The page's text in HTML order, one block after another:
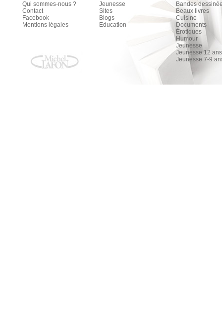
Qui sommes-nous ?
Contact
Facebook
Mentions légales
Jeunesse
Sites
Blogs
Education
Bandes
Beaux livres
Cuisine
Documents
Érotiques
Humour
Jeunesse
Jeunesse 12
Jeunesse 7-9